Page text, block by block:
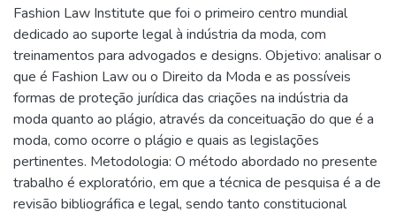
Fashion Law Institute que foi o primeiro centro mundial
dedicado ao suporte legal à indústria da moda, com
treinamentos para advogados e designs. Objetivo: analisar o
que é Fashion Law ou o Direito da Moda e as possíveis
formas de proteção jurídica das criações na indústria da
moda quanto ao plágio, através da conceituação do que é a
moda, como ocorre o plágio e quais as legislações
pertinentes. Metodologia: O método abordado no presente
trabalho é exploratório, em que a técnica de pesquisa é a de
revisão bibliográfica e legal, sendo tanto constitucional